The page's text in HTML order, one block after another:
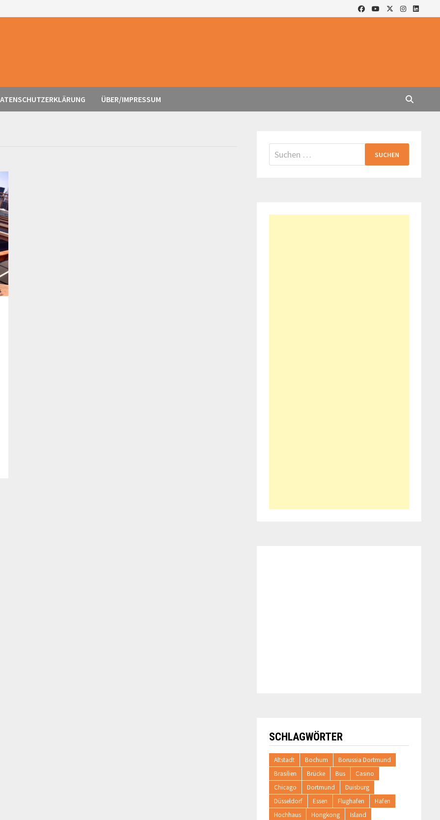
ÜBER/IMPRESSUM
Suchen
nach:
SCHLAGWÖRTER
Altstadt Bochum
Borussia Dortmund
Brasilien
Brücke Bus
Casino
Chicago
Dortmund
Duisburg
Düsseldorf
Essen Flughafen
Hafen
Hochhaus
Hongkong
Island